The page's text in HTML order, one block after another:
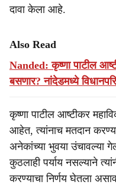
दावा केला आहे.
Also Read
Nanded: कृष्णा पाटील
बसणार? नांदेडमध्ये
कृष्णा पाटील आष्टीकर
आहेत, त्यांनाच मतदान
अनेकांच्या भुवया उंचावल्या
कुठलाही पर्याय नसल्याने
करण्याचा निर्णय घेतला